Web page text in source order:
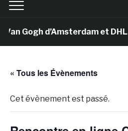
Gogh d’Amsterdam et
« Tous les Évènements
Cet évènement est passé.